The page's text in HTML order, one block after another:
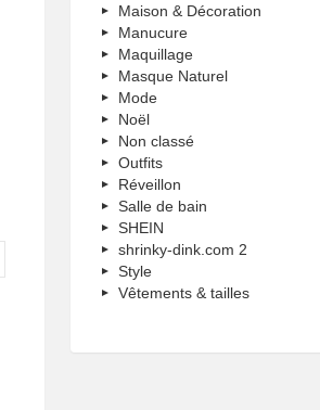
Maison & Décoration
Manucure
Maquillage
Masque Naturel
Mode
Noël
Non classé
Outfits
Réveillon
Salle de bain
SHEIN
shrinky-dink.com 2
Style
Vêtements & tailles